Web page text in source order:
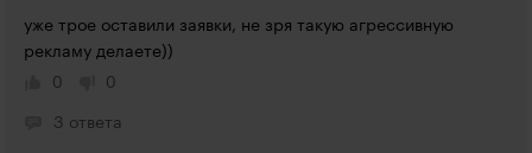
уже трое оставили заявки, не зря такую агрессивную
рекламу делаете))
0
0
3 ответа